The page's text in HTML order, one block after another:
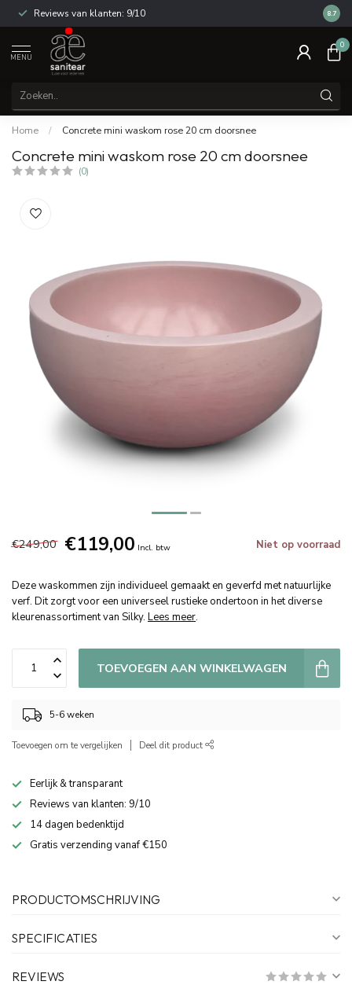
Reviews van klanten: 9/10 14
8.7
MENU
0
Home / Concrete mini waskom rose 20 cm doorsnee
Concrete mini waskom rose 20 cm doorsnee
(0)
€249,00 €119,00 Incl. btw Niet op voorraad
Deze waskommen zijn individueel gemaakt en geverfd met natuurlijke
verf. Dit zorgt voor een universeel rustieke ondertoon in het diverse
kleurenassortiment van Silky. Lees meer.
TOEVOEGEN AAN WINKELWAGEN
5-6 weken
Toevoegen om te vergelijken Deel dit product
Eerlijk & transparant
Reviews van klanten: 9/10
14 dagen bedenktijd
Gratis verzending vanaf €150
PRODUCTOMSCHRIJVING
SPECIFICATIES
REVIEWS